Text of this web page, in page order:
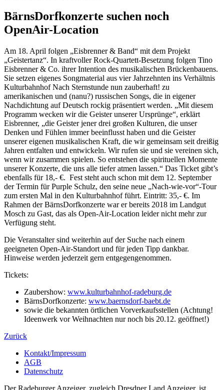
BärnsDorfkonzerte suchen noch
OpenAir-Location
Am 18. April folgen „Eisbrenner & Band“ mit dem Projekt
„Geistertanz“. In kraftvoller Rock-Quartett-Besetzung folgen Tino
Eisbrenner & Co. ihrer Intention des musikalischen Brückenbauens.
Sie setzen eigenes Songmaterial aus vier Jahrzehnten ins Verhältnis
Kulturbahnhof Nach Sternstunde nun zauberhaft! zu
amerikanischen und (nanu?) russischen Songs, die in eigener
Nachdichtung auf Deutsch rockig präsentiert werden. „Mit diesem
Programm wecken wir die Geister unserer Ursprünge“, erklärt
Eisbrenner, „die Geister jener drei großen Kulturen, die unser
Denken und Fühlen immer beeinflusst haben und die Geister
unserer eigenen musikalischen Kraft, die wir gemeinsam seit dreißig
Jahren entfalten und entwickeln. Wir rufen sie und sie vereinen sich,
wenn wir zusammen spielen. So entstehen die spirituellen Momente
unserer Konzerte, die uns alle tiefer atmen lassen.“ Das Ticket gibt’s
ebenfalls für 18,- €. Fest steht auch schon mit dem 12. September
der Termin für Purple Schulz, den seine neue „Nach-wie-vor“-Tour
zum ersten Mal in den Kulturbahnhof führt. Eintritt: 35,- €. Im
Rahmen der BärnsDorfkonzerte war er bereits 2018 im Landgut
Mosch zu Gast, das als Open-Air-Location leider nicht mehr zur
Verfügung steht.
Die Veranstalter sind weiterhin auf der Suche nach einem
geeigneten Open-Air-Standort und für jeden Tipp dankbar.
Hinweise werden jederzeit gern entgegengenommen.
Tickets:
Zaubershow: www.kulturbahnhof-radeburg.de
BärnsDorfkonzerte: www.baernsdorf-baebt.de
sowie die bekannten örtlichen Vorverkaufsstellen (Achtung!
Ideenwerk vor Weihnachten nur noch bis 20.12. geöffnet!)
Zurück
Kontakt/Impressum
AGB
Datenschutz